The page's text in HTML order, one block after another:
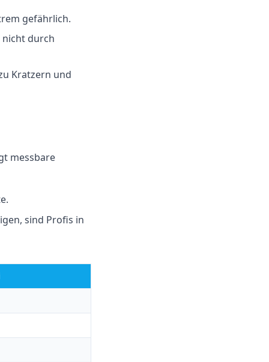
gefährlich.
nicht durch
Kratzern und
messbare
sind Profis in